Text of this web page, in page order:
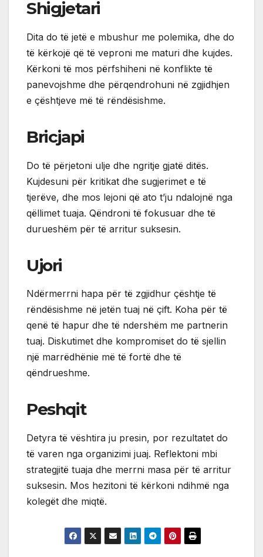
Shigjetari
Dita do të jetë e mbushur me polemika, dhe do
të kërkojë që të veproni me maturi dhe kujdes.
Kërkoni të mos përfshiheni në konflikte të
panevojshme dhe përqendrohuni në zgjidhjen
e çështjeve më të rëndësishme.
Bricjapi
Do të përjetoni ulje dhe ngritje gjatë ditës.
Kujdesuni për kritikat dhe sugjerimet e të
tjerëve, dhe mos lejoni që ato t’ju ndalojnë nga
qëllimet tuaja. Qëndroni të fokusuar dhe të
durueshëm për të arritur suksesin.
Ujori
Ndërmerrni hapa për të zgjidhur çështje të
rëndësishme në jetën tuaj në çift. Koha për të
qenë të hapur dhe të ndershëm me partnerin
tuaj. Diskutimet dhe kompromiset do të sjellin
një marrëdhënie më të fortë dhe të
qëndrueshme.
Peshqit
Detyra të vështira ju presin, por rezultatet do
të varen nga organizimi juaj. Reflektoni mbi
strategjitë tuaja dhe merrni masa për të arritur
suksesin. Mos hezitoni të kërkoni ndihmë nga
kolegët dhe miqtë.